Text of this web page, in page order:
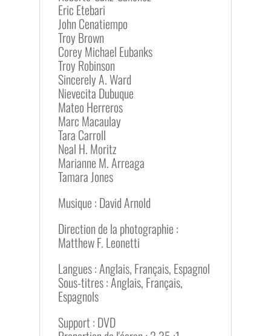
Eric Etebari
John Cenatiempo
Troy Brown
Corey Michael Eubanks
Troy Robinson
Sincerely A. Ward
Nievecita Dubuque
Mateo Herreros
Marc Macaulay
Tara Carroll
Neal H. Moritz
Marianne M. Arreaga
Tamara Jones
Musique : David Arnold
Direction de la photographie :
Matthew F. Leonetti
Langues : Anglais, Français, Espagnol
Sous-titres : Anglais, Français,
Espagnols
Support : DVD